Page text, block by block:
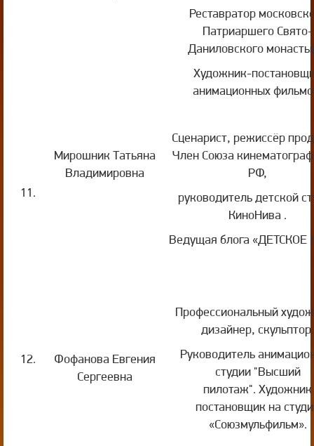
Реставратор
Патриаршего Свято-
Даниловского
Художник-
анимационных
11.
Мирошник Татьяна
Владимировна
Сценарист, режиссёр
Член Союза
РФ,
руководитель детской
КиноНива .
Ведущая блога «ДЕТСКОЕ
12.
Фофанова Евгения
Сергеевна
Профессиональный
дизайнер, скульптор.
Руководитель
студии "Высший
пилотаж". Художник
постановщик на
«Союзмульфильм».